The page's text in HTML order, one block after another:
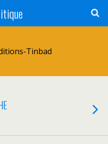
Tinbad